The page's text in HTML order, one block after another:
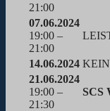
21:00
07.06.2024
19:00 –
21:00
14.06.2024
21.06.2024
19:00 –
21:30
SCS